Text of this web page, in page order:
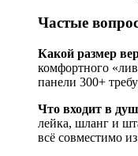
Частые
Какой размер
комфортного
панели 300+
Что входит в
лейка, шланг и
всё совместимо